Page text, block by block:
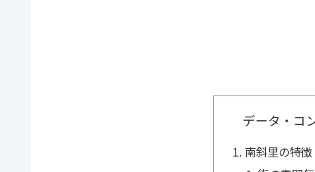
データ・コ
南斜里の特